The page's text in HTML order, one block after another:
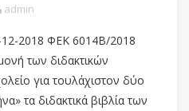
admin
2018 ΦΕΚ 6014Β/2018
των διδακτικών
για τουλάχιστον δύο
τα διδακτικά βιβλία των